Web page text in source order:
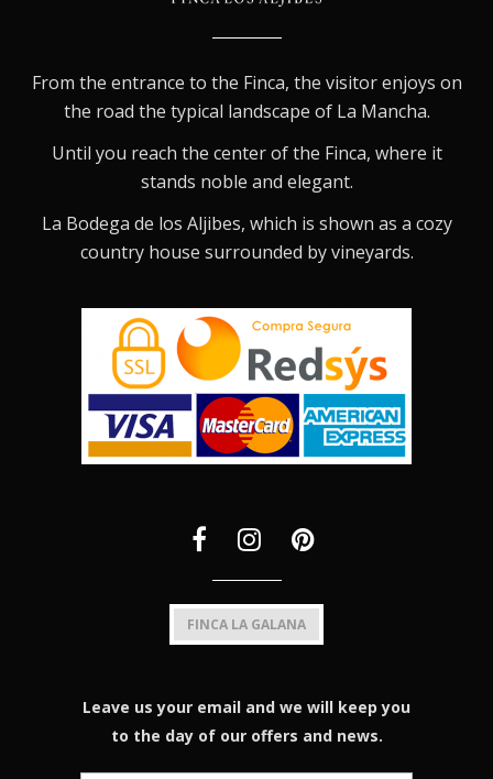
From the entrance to the Finca, the visitor enjoys on
the road the typical landscape of La Mancha.
Until you reach the center of the Finca, where it
stands noble and elegant.
La Bodega de los Aljibes, which is shown as a cozy
country house surrounded by vineyards.
FINCA LA GALANA
Leave us your email and we will keep you
to the day of our offers and news.